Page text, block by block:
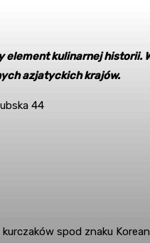
element kulinarnej historii.
azjatyckich krajów.
44
spod znaku